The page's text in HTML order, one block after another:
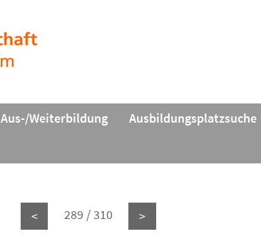
Aus-/Weiterbildung Ausbildungsplatzsuche
< 289 / 310 >